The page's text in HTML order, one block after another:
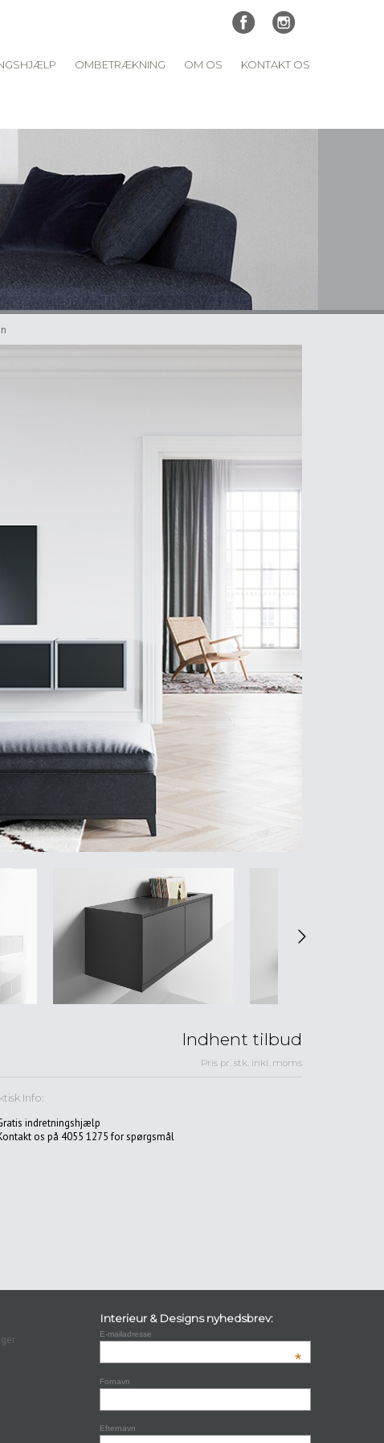
OMBETRÆKNING OM OS KONTAKT OS
Indhent tilbud
Pris pr. stk. inkl. moms
Info:
indretningshjælp
os på 4055 1275 for spørgsmål
Interieur & Designs nyhedsbrev:
E-mailadresse
*
Fornavn
Efternavn